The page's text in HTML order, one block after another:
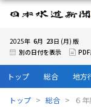
2025年 6月 23日 (月) 版
別の日付を表示
トップ 総合 地方
トップ 総合 ６